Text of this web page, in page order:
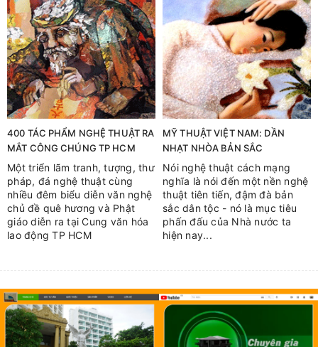
400 TÁC PHẨM NGHỆ THUẬT RA
MẮT CÔNG CHÚNG TP HCM
Một triển lãm tranh, tượng, thư
pháp, đá nghệ thuật cùng
nhiều đêm biểu diễn văn nghệ
chủ đề quê hương và Phật
giáo diễn ra tại Cung văn hóa
lao động TP HCM
MỸ THUẬT VIỆT NAM: DẦN
NHẠT NHÒA BẢN SẮC
Nói nghệ thuật cách mạng
nghĩa là nói đến một nền nghệ
thuật tiên tiến, đậm đà bản
sắc dân tộc - nó là mục tiêu
phấn đấu của Nhà nước ta
hiện nay...